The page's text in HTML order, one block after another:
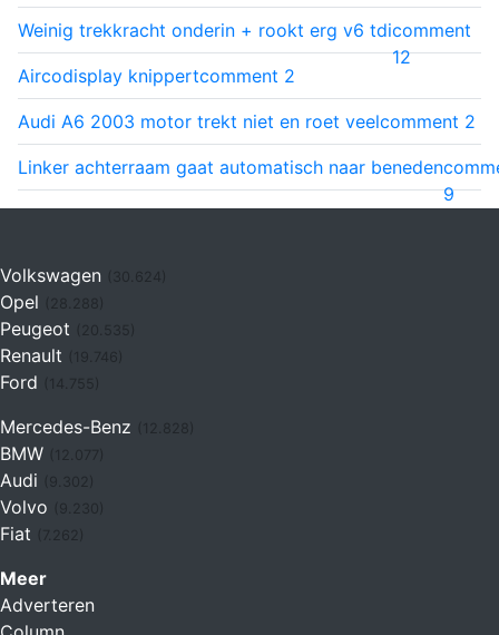
Weinig trekkracht onderin + rookt erg v6 tdicomment
12
Aircodisplay knippertcomment 2
Audi A6 2003 motor trekt niet en roet veelcomment 2
Linker achterraam gaat automatisch naar beneden
9
Volkswagen (30.624)
Opel
Peugeot
Renault (19.746)
Ford (14.755)
Mercedes-Benz
BMW
Audi
Volvo
Fiat (7.262)
Meer
Adverteren